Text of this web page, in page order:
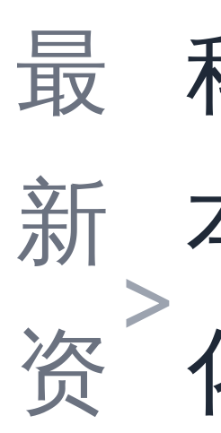
最
新
资
>